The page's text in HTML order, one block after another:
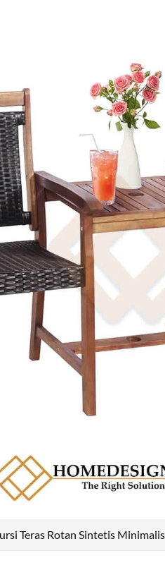
Teras Rotan Sintetis